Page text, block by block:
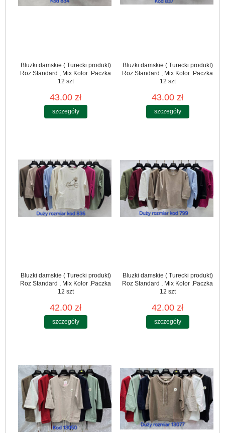
Bluzki damskie ( Turecki produkt)
Roz Standard , Mix Kolor .Paczka
12 szt
43.00 zł
szczegóły
Bluzki damskie ( Turecki produkt)
Roz Standard , Mix Kolor .Paczka
12 szt
43.00 zł
szczegóły
Bluzki damskie ( Turecki produkt)
Roz Standard , Mix Kolor .Paczka
12 szt
42.00 zł
szczegóły
Bluzki damskie ( Turecki produkt)
Roz Standard , Mix Kolor .Paczka
12 szt
42.00 zł
szczegóły